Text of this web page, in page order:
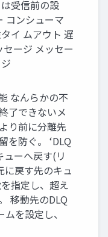
受信前の設
コンシューマ
イ ムアウト 遅
ージ メッセー
なんらかの不
了できないメ
り前に分離先
を防ぐ。 ‘DLQ
ューへ戻す(リ
に戻す先のキュ
指定し、超え
移動先のDLQ
を設定し、